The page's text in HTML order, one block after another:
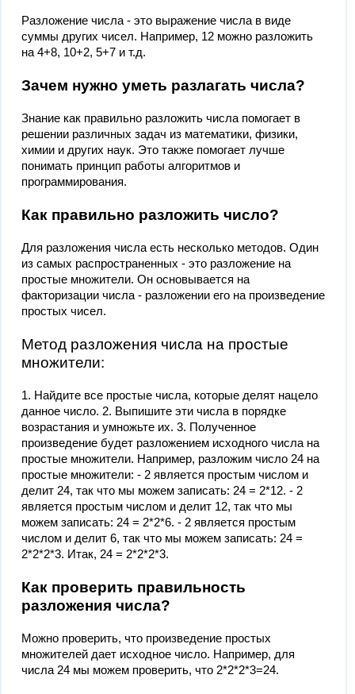
Разложение числа - это выражение числа в виде
суммы других чисел. Например, 12 можно разложить
на 4+8, 10+2, 5+7 и т.д.
Зачем нужно уметь разлагать числа?
Знание как правильно разложить числа помогает в
решении различных задач из математики, физики,
химии и других наук. Это также помогает лучше
понимать принцип работы алгоритмов и
программирования.
Как правильно разложить число?
Для разложения числа есть несколько методов. Один
из самых распространенных - это разложение на
простые множители. Он основывается на
факторизации числа - разложении его на произведение
простых чисел.
Метод разложения числа на простые
множители:
1. Найдите все простые числа, которые делят нацело
данное число. 2. Выпишите эти числа в порядке
возрастания и умножьте их. 3. Полученное
произведение будет разложением исходного числа на
простые множители. Например, разложим число 24 на
простые множители: - 2 является простым числом и
делит 24, так что мы можем записать: 24 = 2*12. - 2
является простым числом и делит 12, так что мы
можем записать: 24 = 2*2*6. - 2 является простым
числом и делит 6, так что мы можем записать: 24 =
2*2*2*3. Итак, 24 = 2*2*2*3.
Как проверить правильность
разложения числа?
Можно проверить, что произведение простых
множителей дает исходное число. Например, для
числа 24 мы можем проверить, что 2*2*2*3=24.